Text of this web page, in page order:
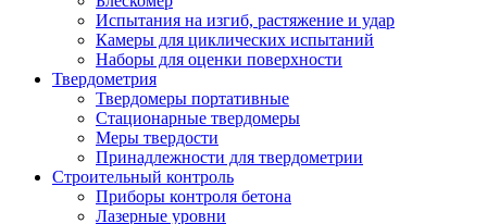
Испытания на изгиб, растяжение и удар
Камеры для циклических испытаний
Наборы для оценки поверхности
Твердометрия
Твердомеры портативные
Стационарные твердомеры
Меры твердости
Принадлежности для твердометрии
Строительный контроль
Приборы контроля бетона
Лазерные уровни